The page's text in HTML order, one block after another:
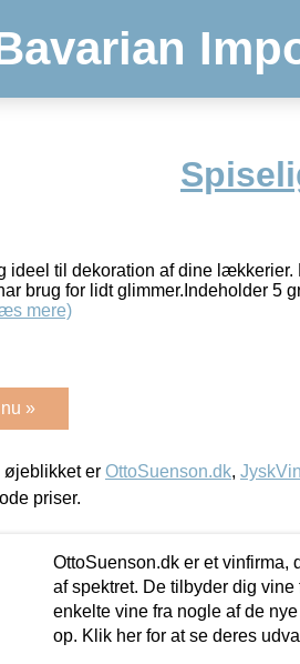
ideel til dekoration af dine lækkerier.
brug for lidt glimmer.Indeholder 5
mere)
»
er OttoSuenson.dk,
priser.
OttoSuenson.dk er et vinfirma,
af spektret. De tilbyder dig
enkelte vine fra nogle af de
op. Klik her for at se deres